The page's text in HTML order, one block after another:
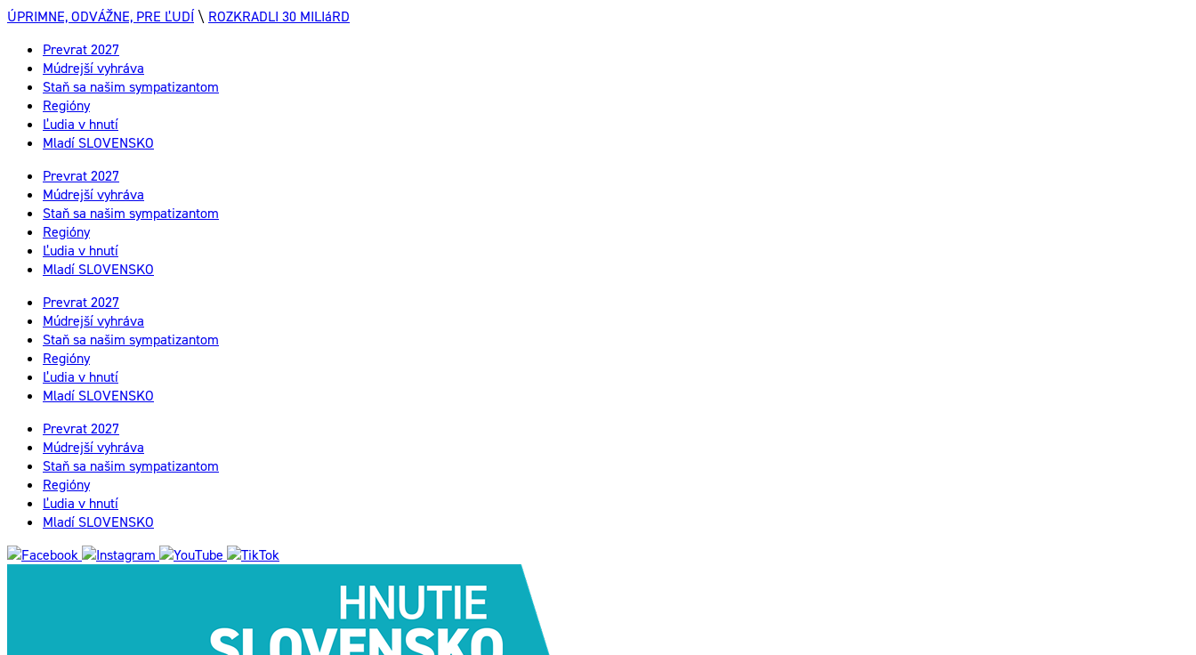
ÚPRIMNE, ODVÁŽNE, PRE ĽUDÍ \ ROZKRADLI 30 MILIáRD
Prevrat 2027
Múdrejší vyhráva
Staň sa našim sympatizantom
Regióny
Ľudia v hnutí
Mladí SLOVENSKO
Prevrat 2027
Múdrejší vyhráva
Staň sa našim sympatizantom
Regióny
Ľudia v hnutí
Mladí SLOVENSKO
Prevrat 2027
Múdrejší vyhráva
Staň sa našim sympatizantom
Regióny
Ľudia v hnutí
Mladí SLOVENSKO
Prevrat 2027
Múdrejší vyhráva
Staň sa našim sympatizantom
Regióny
Ľudia v hnutí
Mladí SLOVENSKO